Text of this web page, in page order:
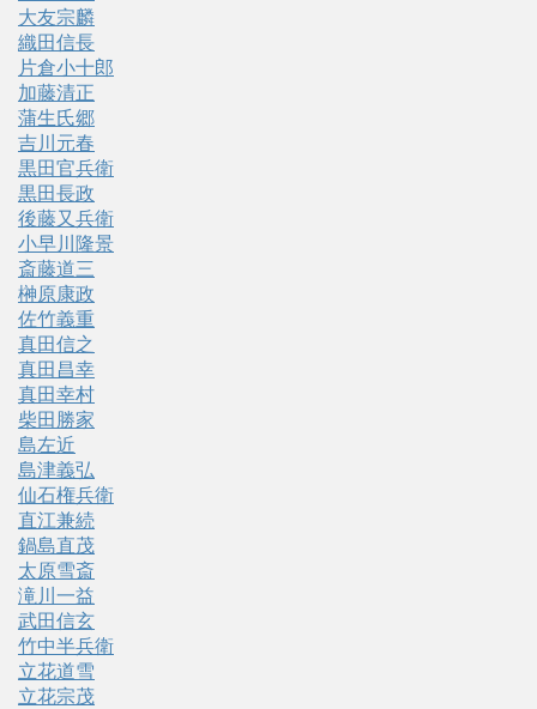
大友宗麟
織田信長
片倉小十郎
加藤清正
蒲生氏郷
吉川元春
黒田官兵衛
黒田長政
後藤又兵衛
小早川隆景
斎藤道三
榊原康政
佐竹義重
真田信之
真田昌幸
真田幸村
柴田勝家
島左近
島津義弘
仙石権兵衛
直江兼続
鍋島直茂
太原雪斎
滝川一益
武田信玄
竹中半兵衛
立花道雪
立花宗茂